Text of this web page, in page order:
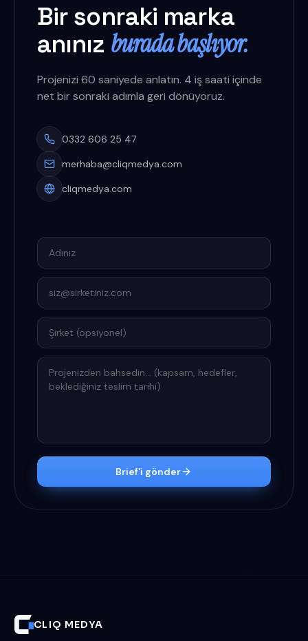
Bir sonraki marka
anınız burada başlıyor.
Projenizi 60 saniyede anlatın. 4 iş saati içinde
net bir sonraki adımla geri dönüyoruz.
0332 606 25 47
merhaba@cliqmedya.com
cliqmedya.com
Adınız
E-posta
Şirket
Projenizden bahsedin
Brief'i gönder
CLIQ MEDYA